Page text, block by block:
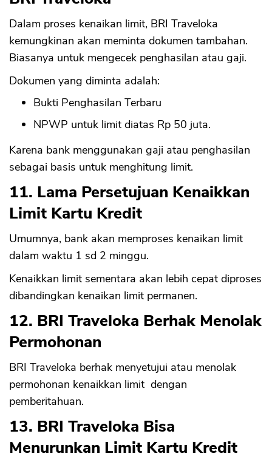
Dalam proses kenaikan limit, BRI Traveloka
kemungkinan akan meminta dokumen tambahan.
Biasanya untuk mengecek penghasilan atau gaji.
Dokumen yang diminta adalah:
Bukti Penghasilan Terbaru
NPWP untuk limit diatas Rp 50 juta.
Karena bank menggunakan gaji atau penghasilan
sebagai basis untuk menghitung limit.
11. Lama Persetujuan Kenaikkan
Limit Kartu Kredit
Umumnya, bank akan memproses kenaikan limit
dalam waktu 1 sd 2 minggu.
Kenaikkan limit sementara akan lebih cepat diproses
dibandingkan kenaikan limit permanen.
12. BRI Traveloka Berhak Menolak
Permohonan
BRI Traveloka berhak menyetujui atau menolak
permohonan kenaikkan limit dengan
pemberitahuan.
13. BRI Traveloka Bisa
Menurunkan Limit Kartu Kredit